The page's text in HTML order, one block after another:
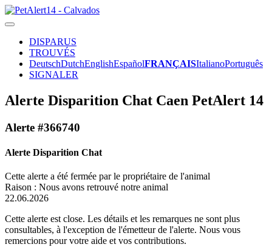
DISPARUS
TROUVÉS
DeutschDutchEnglishEspañolFRANÇAISItalianoPortuguês
SIGNALER
Alerte Disparition Chat Caen PetAlert 14
Alerte #366740
Alerte Disparition Chat
Cette alerte a été fermée par le propriétaire de l'animal
Raison : Nous avons retrouvé notre animal
22.06.2026
Cette alerte est close. Les détails et les remarques ne sont plus
consultables, à l'exception de l'émetteur de l'alerte. Nous vous
remercions pour votre aide et vos contributions.